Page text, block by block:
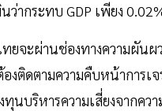
ว่ากระทบ GDP เพียง
ยจะผ่านช่องทางความผัน
งติดตามความคืบหน้าการ
นบริหารความเสี่ยงจากคว